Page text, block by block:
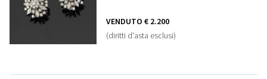
VENDUTO € 2.200
(diritti d'asta esclusi)